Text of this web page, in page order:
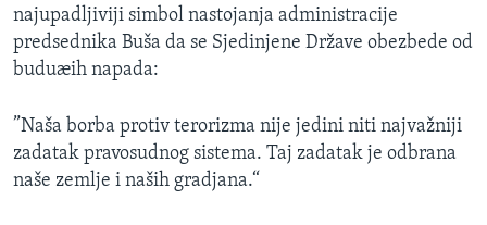
MEDICINA
KULTURA
SPORT
INTERVJU
Jezici
najupadljiviji simbol nastojanja administracije
predsednika Buša da se Sjedinjene Države obezbede od
buduæih napada:
”Naša borba protiv terorizma nije jedini niti najvažniji
zadatak pravosudnog sistema. Taj zadatak je odbrana
naše zemlje i naših gradjana.“